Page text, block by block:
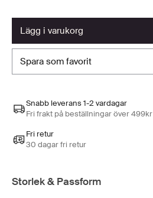
lägg i varukorg
spara som favorit
Snabb leverans 1-2 vardagar
Fri frakt på beställningar över 499kr
Fri retur
30 dagar fri retur
Storlek & Passform